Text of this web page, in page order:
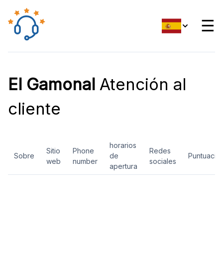
☰
El Gamonal Atención al
cliente
Sobre
Sitio
web
Phone
number
horarios
de
apertura
Redes
sociales